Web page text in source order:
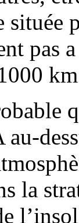
située
pas
la